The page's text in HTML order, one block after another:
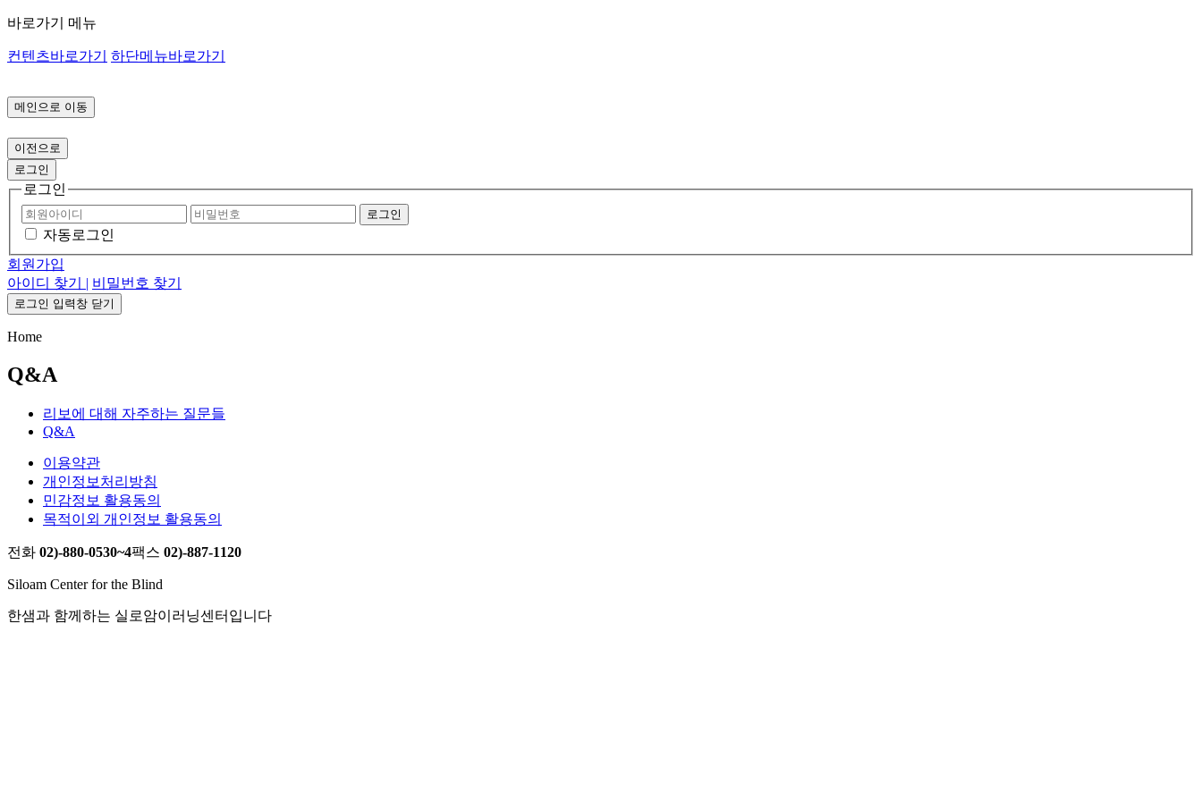
바로가기 메뉴
컨텐츠바로가기 하단메뉴바로가기
메인으로 이동
이전으로
로그인
로그인
로그인
자동로그인
회원가입
아이디 찾기 |
비밀번호 찾기
로그인 입력창 닫기
Home
Q&A
리보에 대해 자주하는 질문들
Q&A
이용약관
개인정보처리방침
민감정보 활용동의
목적이외 개인정보 활용동의
전화 02)-880-0530~4팩스 02)-887-1120
Siloam Center for the Blind
한샘과 함께하는 실로암이러닝센터입니다